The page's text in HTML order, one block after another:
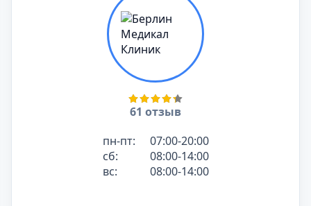
61 отзыв
пн-пт:
07:00-20:00
сб:
08:00-14:00
вс:
08:00-14:00